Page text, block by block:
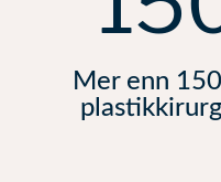
Mer enn